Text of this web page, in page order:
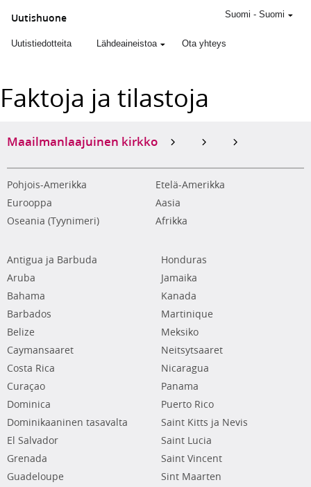
Uutishuone
Uutistiedotteita Lähdeaineistoa Ota yhteys
Suomi - Suomi
Faktoja ja tilastoja
Maailmanlaajuinen kirkko
Pohjois-Amerikka
Etelä-Amerikka
Eurooppa
Aasia
Oseania (Tyynimeri)
Afrikka
Antigua ja Barbuda
Aruba
Bahama
Barbados
Belize
Caymansaaret
Costa Rica
Curaçao
Dominica
Dominikaaninen tasavalta
El Salvador
Grenada
Guadeloupe
Honduras
Jamaika
Kanada
Martinique
Meksiko
Neitsytsaaret
Nicaragua
Panama
Puerto Rico
Saint Kitts ja Nevis
Saint Lucia
Saint Vincent
Sint Maarten